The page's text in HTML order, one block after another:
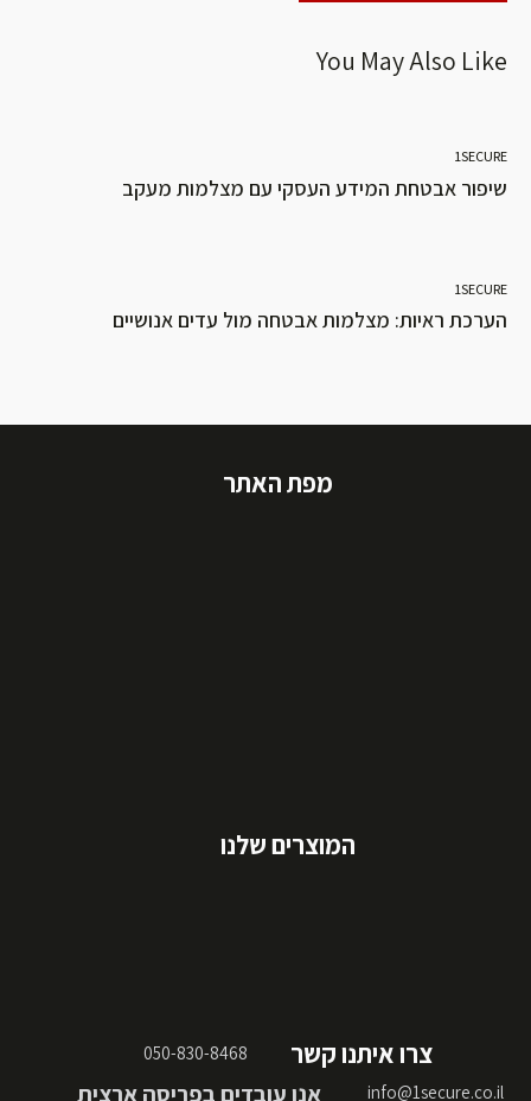
You May Also Like
1SECURE
שיפור אבטחת המידע העסקי עם מצלמות מעקב
1SECURE
הערכת ראיות: מצלמות אבטחה מול עדים אנושיים
מפת האתר
המוצרים שלנו
צרו איתנו קשר
050-830-8468
info@1secure.co.il
אנו עובדים בפריסה ארצית